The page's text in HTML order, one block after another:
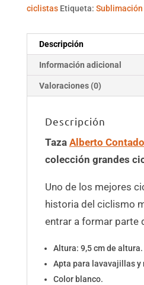
ciclistas Etiqueta: Sublimación
Descripción
Información adicional
Valoraciones (0)
Descripción
Taza Alberto
colección grandes
Uno de los mejores
historia del ciclismo
entrar a formar parte
Altura: 9,5 cm de altura.
Apta para lavavajillas y
Color blanco.